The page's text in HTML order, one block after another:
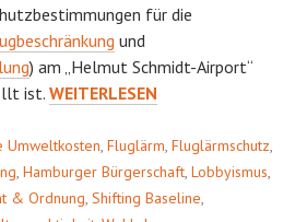
für die
und
) am „Helmut Schmidt-Airport“
ist. VETTERNWIRTSCHAFT
WEITERLESEN
Umweltkosten Fluglärm Fluglärmschutz
Hamburger Bürgerschaft Lobbyismus
& Ordnung Shifting Baseline